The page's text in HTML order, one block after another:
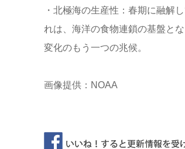
・北極海の生産性：春期に融解
れは、海洋の食物連鎖の基盤と
変化のもう一つの兆候。
画像提供：NOAA